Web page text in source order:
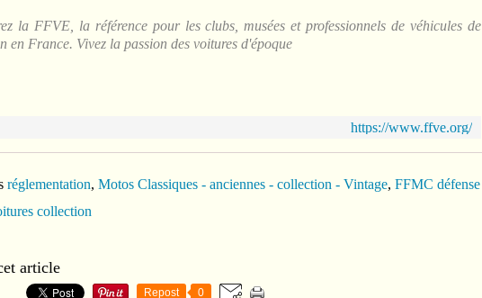
la FFVE, la référence pour les clubs, musées et professionnels de véhicules de
en France. Vivez la passion des voitures d'époque
https://www.ffve.org/
réglementation, Motos Classiques - anciennes - collection - Vintage, FFMC défense
collection
article
Repost 0